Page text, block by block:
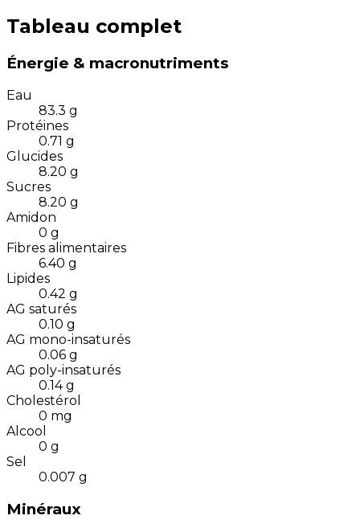
Tableau complet
Énergie & macronutriments
Eau
83.3 g
Protéines
0.71 g
Glucides
8.20 g
Sucres
8.20 g
Amidon
0 g
Fibres alimentaires
6.40 g
Lipides
0.42 g
AG saturés
0.10 g
AG mono-insaturés
0.06 g
AG poly-insaturés
0.14 g
Cholestérol
0 mg
Alcool
0 g
Sel
0.007 g
Minéraux